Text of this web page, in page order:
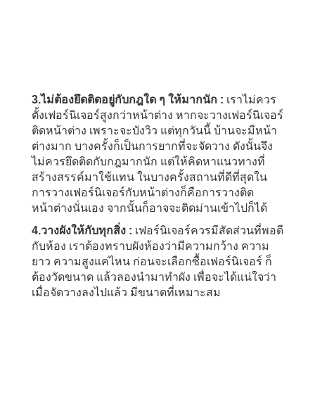
3.ไม่ต้องยึดติดอยู่กับกฎใด ๆ ให้มากนัก : เราไม่ควร
ตั้งเฟอร์นิเจอร์สูงกว่าหน้าต่าง หากจะวางเฟอร์นิเจอร์
ติดหน้าต่าง เพราะจะบังวิว แต่ทุกวันนี้ บ้านจะมีหน้า
ต่างมาก บางครั้งก็เป็นการยากที่จะจัดวาง ดังนั้นจึง
ไม่ควรยึดติดกับกฎมากนัก แต่ให้คิดหาแนวทางที่
สร้างสรรค์มาใช้แทน ในบางครั้งสถานที่ดีที่สุดใน
การวางเฟอร์นิเจอร์กับหน้าต่างก็คือการวางติด
หน้าต่างนั่นเอง จากนั้นก็อาจจะติดม่านเข้าไปก็ได้
4.วางผังให้กับทุกสิ่ง : เฟอร์นิเจอร์ควรมีสัดส่วนที่พอดี
กับห้อง เราต้องทราบผังห้องว่ามีความกว้าง ความ
ยาว ความสูงแค่ไหน ก่อนจะเลือกซื้อเฟอร์นิเจอร์ ก็
ต้องวัดขนาด แล้วลองนำมาทำผัง เพื่อจะได้แน่ใจว่า
เมื่อจัดวางลงไปแล้ว มีขนาดที่เหมาะสม